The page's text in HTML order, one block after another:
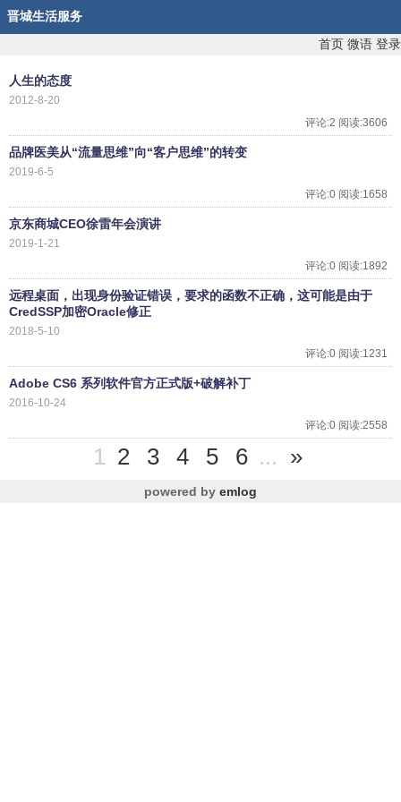
晋城生活服务
首页 微语 登录
人生的态度
2012-8-20
评论:2 阅读:3606
品牌医美从“流量思维”向“客户思维”的转变
2019-6-5
评论:0 阅读:1658
京东商城CEO徐雷年会演讲
2019-1-21
评论:0 阅读:1892
远程桌面，出现身份验证错误，要求的函数不正确，这可能是由于
CredSSP加密Oracle修正
2018-5-10
评论:0 阅读:1231
Adobe CS6 系列软件官方正式版+破解补丁
2016-10-24
评论:0 阅读:2558
1 2 3 4 5 6 ... »
powered by emlog